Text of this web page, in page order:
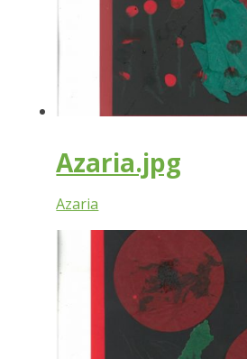
Azaria.jpg
Azaria